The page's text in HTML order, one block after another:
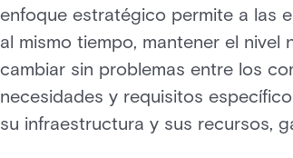
enfoque estratégico permite a las
al mismo tiempo, mantener el
cambiar sin problemas entre los
necesidades y requisitos
su infraestructura y sus recursos,